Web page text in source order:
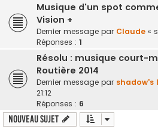
Musique d'un spot
Vision +
Dernier message par Claude «
Réponses : 1
Résolu : musique court-
Routière 2014
Dernier message par shadow's
21:12
Réponses : 6
Nouveau sujet